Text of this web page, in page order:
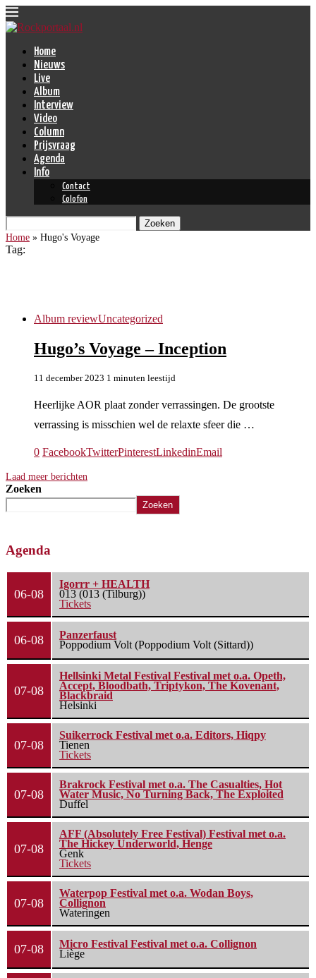
Home
Nieuws
Live
Album
Interview
Video
Column
Prijsvraag
Agenda
Info
Contact
Colofon
Zoeken
Home » Hugo's Voyage
Tag:
Album reviewUncategorized
Hugo’s Voyage – Inception
11 december 2023 1 minuten leestijd
Heerlijke AOR plaat zonder verrassingen. De grootste
verrassing is misschien wel de relaxte sfeer die …
0 FacebookTwitterPinterestLinkedinEmail
Laad meer berichten
Zoeken
Zoeken
Agenda
06-08
Igorrr + HEALTH
013 (013 (Tilburg))
Tickets
06-08
Panzerfaust
Poppodium Volt (Poppodium Volt (Sittard))
07-08
Hellsinki Metal Festival Festival met o.a. Opeth,
Accept, Bloodbath, Triptykon, The Kovenant,
Blackbraid
Helsinki
07-08
Suikerrock Festival met o.a. Editors, Hiqpy
Tienen
Tickets
07-08
Brakrock Festival met o.a. The Casualties, Hot
Water Music, No Turning Back, The Exploited
Duffel
07-08
AFF (Absolutely Free Festival) Festival met o.a.
The Hickey Underworld, Henge
Genk
Tickets
07-08
Waterpop Festival met o.a. Wodan Boys,
Collignon
Wateringen
07-08
Micro Festival Festival met o.a. Collignon
Liège